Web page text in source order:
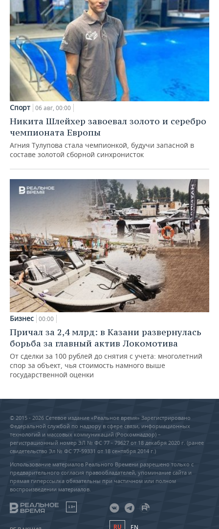
Спорт 06 авг, 00:00
Никита Шлейхер завоевал золото и серебро
чемпионата Европы
Агния Тулупова стала чемпионкой, будучи запасной в
составе золотой сборной синхронисток
Бизнес 00:00
Причал за 2,4 млрд: в Казани развернулась
борьба за главный актив Локомотива
От сделки за 100 рублей до снятия с учета: многолетний
спор за объект, чья стоимость намного выше
государственной оценки
© 2015 - 2026 Сетевое издание «Реальное время» Зарегистрировано
Федеральной службой по надзору в сфере связи, информационных
технологий и массовых коммуникаций (Роскомнадзор) –
регистрационный номер ЭЛ № ФС 77 - 79627 от 18 декабря 2020 г. (ранее
свидетельство Эл № ФС 77-59331 от 18 сентября 2014 г.)
Использование материалов Реального Времени разрешено только с
предварительного согласия правообладателей, упоминание сайта и
прямая гиперссылка обязательны при частичном или полном
воспроизведении материалов.
18+
RU EN